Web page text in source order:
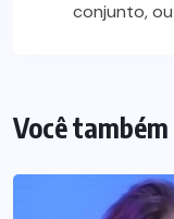
conjunto,
Você